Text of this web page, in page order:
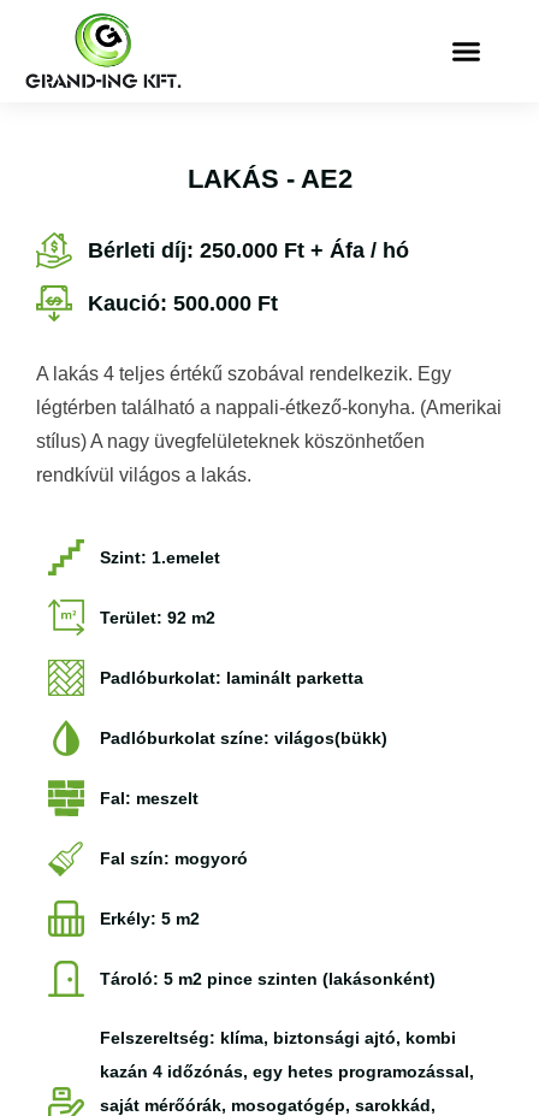
LAKÁS - AE2
Bérleti díj: 250.000 Ft + Áfa / hó
Kaució: 500.000 Ft
A lakás 4 teljes értékű szobával rendelkezik. Egy
légtérben található a nappali-étkező-konyha. (Amerikai
stílus) A nagy üvegfelületeknek köszönhetően
rendkívül világos a lakás.
Szint: 1.emelet
Terület: 92 m2
Padlóburkolat: laminált parketta
Padlóburkolat színe: világos(bükk)
Fal: meszelt
Fal szín: mogyoró
Erkély: 5 m2
Tároló: 5 m2 pince szinten (lakásonként)
Felszereltség: klíma, biztonsági ajtó, kombi
kazán 4 időzónás, egy hetes programozással,
saját mérőórák, mosogatógép, sarokkád,